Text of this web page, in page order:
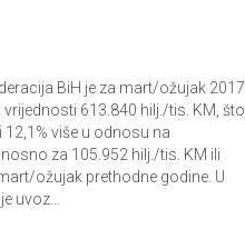
BiH je za mart/ožujak 2017.
613.840 hilj./tis. KM, što
12,1% više u odnosu na
za 105.952 hilj./tis. KM ili
ožujak prethodne godine. U
uvoz…